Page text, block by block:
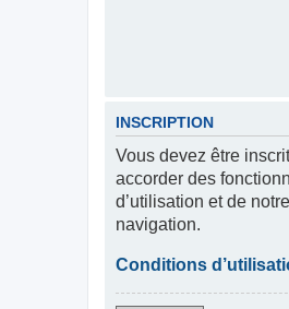
INSCRIPTION
Vous devez être
accorder des
d’utilisation et de
navigation.
Conditions